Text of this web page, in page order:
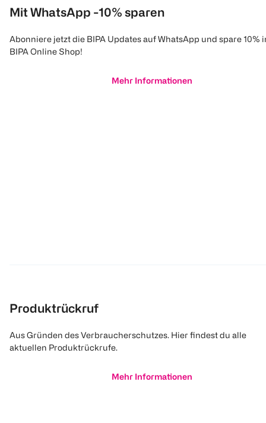
Mit WhatsApp -10% sparen
Abonniere jetzt die BIPA Updates auf WhatsApp und spare 10%
BIPA Online Shop!
Mehr Informationen
Produktrückruf
Aus Gründen des Verbraucherschutzes. Hier findest du alle
aktuellen Produktrückrufe.
Mehr Informationen